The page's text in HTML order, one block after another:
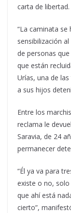
carta de libertad.
“La caminata
sensibilización
de personas
que están
Urías, una de
a sus hijos
Entre los
reclama le
Saravia, de 24
permanecer
“Él ya va para
existe o no,
que ahí está
cierto”,